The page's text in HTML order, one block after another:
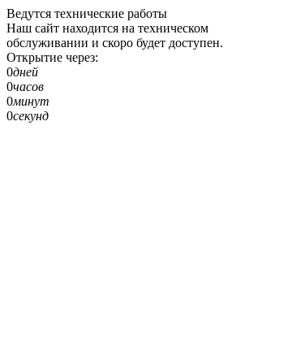
Ведутся технические работы
Наш сайт находится на техническом
обслуживании и скоро будет доступен.
Открытие через:
0дней
0часов
0минут
0секунд